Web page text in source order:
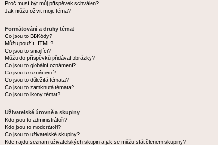
Proč musí být můj příspěvek schválen?
Jak můžu oživit moje téma?
Formátování a druhy témat
Co jsou to BBKódy?
Můžu použít HTML?
Co jsou to smajlíci?
Můžu do příspěvků přidávat obrázky?
Co jsou to globální oznámení?
Co jsou to oznámení?
Co jsou to důležitá témata?
Co jsou to zamknutá témata?
Co jsou to ikony témat?
Uživatelské úrovně a skupiny
Kdo jsou to administrátoři?
Kdo jsou to moderátoři?
Co jsou to uživatelské skupiny?
Kde najdu seznam uživatelských skupin a jak se můžu stát členem skupiny?